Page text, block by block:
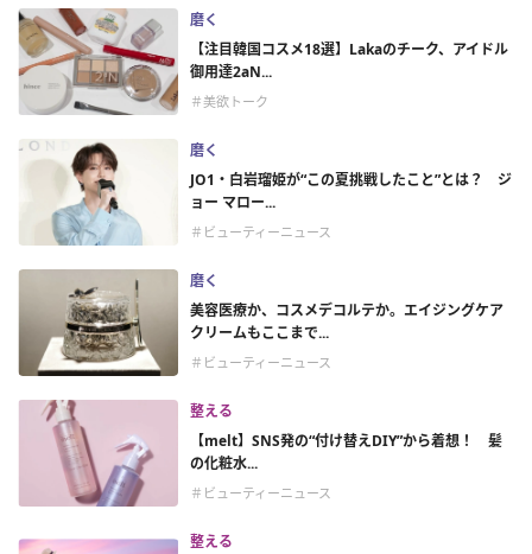
磨く
【注目韓国コスメ18選】Lakaのチーク、アイドル
御用達2aN...
＃美欲トーク
磨く
JO1・白岩瑠姫が“この夏挑戦したこと”とは？ ジ
ョー マロー...
＃ビューティーニュース
磨く
美容医療か、コスメデコルテか。エイジングケア
クリームもここまで...
＃ビューティーニュース
整える
【melt】SNS発の“付け替えDIY”から着想！ 髪
の化粧水...
＃ビューティーニュース
整える